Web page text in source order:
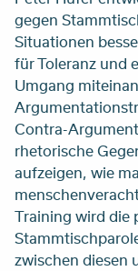
gegen
Situationen
für Toleranz und
Umgang
Contra-
rhetorische
aufzeigen, wie
Training wird die
zwischen diesen